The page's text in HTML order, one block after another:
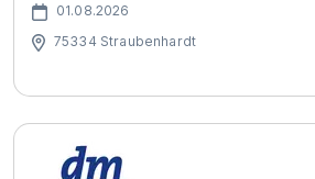
01.08.2026
75334 Straubenhardt